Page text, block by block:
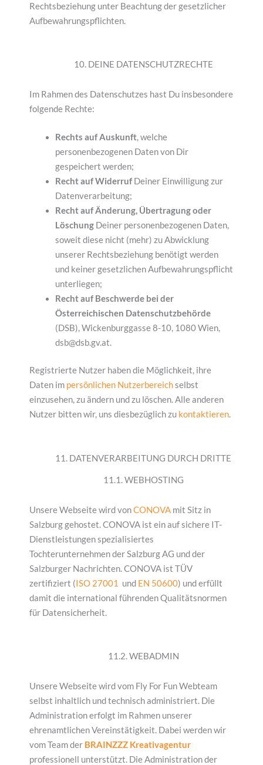
Rechtsbeziehung unter Beachtung der gesetzlicher
Aufbewahrungspflichten.
10. DEINE DATENSCHUTZRECHTE
Im Rahmen des Datenschutzes hast Du insbesondere
folgende Rechte:
Rechts auf Auskunft, welche
personenbezogenen Daten von Dir
gespeichert werden;
Recht auf Widerruf Deiner Einwilligung zur
Datenverarbeitung;
Recht auf Änderung, Übertragung oder
LöschungDeiner personenbezogenen Daten,
soweit diese nicht (mehr) zu Abwicklung
unserer Rechtsbeziehung benötigt werden
und keiner gesetzlichen Aufbewahrungspflicht
unterliegen;
Recht auf Beschwerde bei der
Österreichischen Datenschutzbehörde
(DSB), Wickenburggasse 8-10, 1080 Wien,
dsb@dsb.gv.at.
Registrierte Nutzer haben die Möglichkeit, ihre
Daten im persönlichen Nutzerbereichselbst
einzusehen, zu ändern und zu löschen. Alle anderen
Nutzer bitten wir, uns diesbezüglich zu kontaktieren.
11. DATENVERARBEITUNG DURCH DRITTE
11.1. WEBHOSTING
Unsere Webseite wird vonCONOVA mit Sitz in
Salzburg gehostet. CONOVA ist ein auf sichere IT-
Dienstleistungen spezialisiertes
Tochterunternehmen der Salzburg AG und der
Salzburger Nachrichten. CONOVA ist TÜV
zertifiziert (ISO 27001 und EN 50600) und erfüllt
damit die international führenden Qualitätsnormen
für Datensicherheit.
11.2. WEBADMIN
Unsere Webseite wird vom Fly For Fun Webteam
selbst inhaltlich und technisch administriert. Die
Administration erfolgt im Rahmen unserer
ehrenamtlichen Vereinstätigkeit. Dabei werden wir
vom Team der BRAINZZZ Kreativagentur
professionell unterstützt. Die Administration der